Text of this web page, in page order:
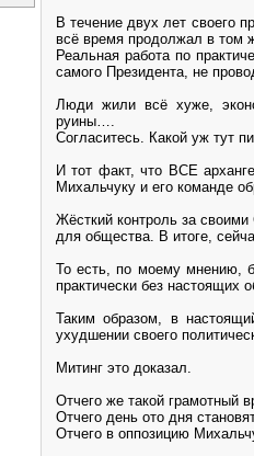
В течение двух лет своего
всё время продолжал в том
Реальная работа по
самого Президента, не
Люди жили всё хуже,
руины….
Согласитесь. Какой уж тут
И тот факт, что ВСЕ
Михальчуку и его команде
Жёсткий контроль за
для общества. В итоге,
То есть, по моему мнению,
практически без настоящих
Таким образом, в
ухудшении своего
Митинг это доказал.
Отчего же такой грамотный
Отчего день ото дня
Отчего в оппозицию